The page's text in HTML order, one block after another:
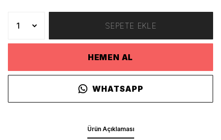
SEPETE EKLE
HEMEN AL
WHATSAPP
Ürün Açıklaması